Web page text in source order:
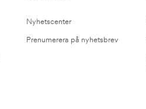
Nyhetscenter
Prenumerera på nyhetsbrev